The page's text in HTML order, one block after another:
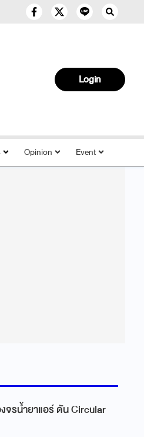
Login
Opinion Event
รน้ำยาแอร์ ดัน Circular